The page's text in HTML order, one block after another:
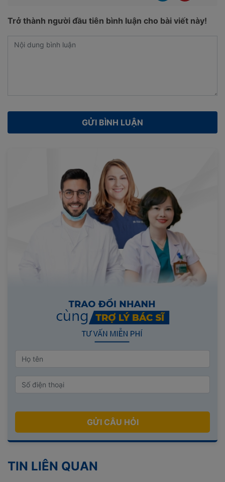
Trở thành người đầu tiên bình luận cho bài viết này!
GỬI CÂU HỎI
TIN LIÊN QUAN